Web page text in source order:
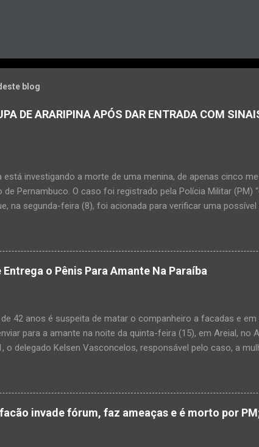
blog
DE ARARIPINA APÓS DAR ENTRADA COM
está investigando a morte de uma menina, de apenas cinco
de Pernambuco. O caso foi registrado pela Polícia Militar (PM)
na segunda-feira (8), foi acionada para verificar uma
da PM mostra que, segundo informações passadas pela
de desidratação e desnutrição, além de apresentar
que a criança estava apresentando, desde sábado (6), alguns
pais só levaram a menina para UPA após uma piora no estado
O...
o Pênis Para Amante Na Paraíba
42 anos é suspeita de matar o companheiro a facadas e
para a amante na noite da quinta-feira (15), em Areial, no
o delegado Kelsen Vasconcelos, responsável pelo caso, a
manhã desta sexta-feira (16), que antes de cometer o crime, a
para o filho mais velho, de 18 anos. “Na carta ela pede
relacionamento, deixe os dois irmãos mais novos com
todo o crime”. Após matar o companheiro a facadas e
invade fórum, faz ameaças e é morto por